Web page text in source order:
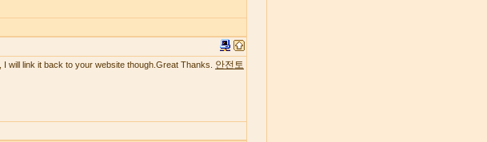
will link it back to your website though.Great Thanks. 안전토